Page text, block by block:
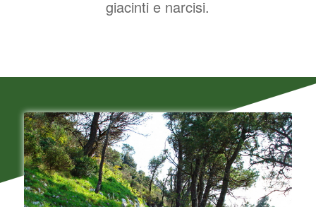
giacinti e narcisi.